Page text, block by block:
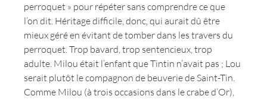
perroquet » pour répéter sans comprendre ce que
l’on dit. Héritage difficile, donc, qui aurait dû être
mieux géré en évitant de tomber dans les travers du
perroquet. Trop bavard, trop sentencieux, trop
adulte. Milou était l’enfant que Tintin n’avait pas ; Lou
serait plutôt le compagnon de beuverie de Saint-Tin.
Comme Milou (à trois occasions dans le crabe d’Or),